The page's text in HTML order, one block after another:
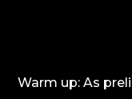
Warm up: As